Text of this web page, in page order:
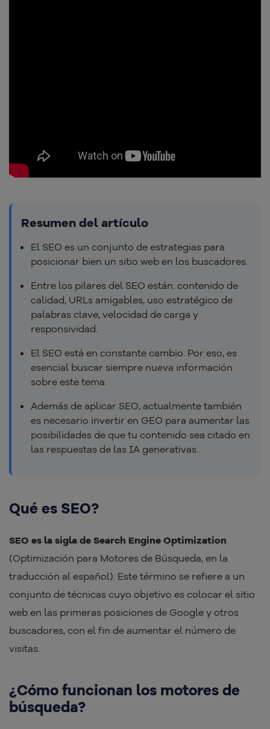
Resumen del artículo
El SEO es un conjunto de estrategias para
posicionar bien un sitio web en los buscadores.
Entre los pilares del SEO están: contenido de
calidad, URLs amigables, uso estratégico de
palabras clave, velocidad de carga y
responsividad.
El SEO está en constante cambio. Por eso, es
esencial buscar siempre nueva información
sobre este tema.
Además de aplicar SEO, actualmente también
es necesario invertir en GEO para aumentar las
posibilidades de que tu contenido sea citado en
las respuestas de las IA generativas.
Qué es SEO?
SEO es la sigla de Search Engine Optimization
(Optimización para Motores de Búsqueda, en la
traducción al español). Este término se refiere a un
conjunto de técnicas cuyo objetivo es colocar el sitio
web en las primeras posiciones de Google y otros
buscadores, con el fin de aumentar el número de
visitas.
¿Cómo funcionan los motores de
búsqueda?